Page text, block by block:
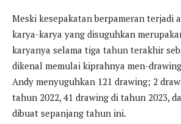
Meski kesepakatan berpameran terjadi
karya-karya yang disuguhkan
karyanya selama tiga tahun terakhir
dikenal memulai kiprahnya men-
Andy menyuguhkan 121 drawing; 2
tahun 2022, 41 drawing di tahun 2023,
dibuat sepanjang tahun ini.